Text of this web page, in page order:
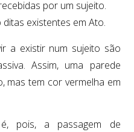
por um sujeito.
existentes em Ato.
a existir num sujeito são
Assim, uma parede
mas tem cor vermelha em
pois, a passagem de